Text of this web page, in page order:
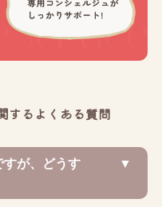
するよくある質問
が、どうす